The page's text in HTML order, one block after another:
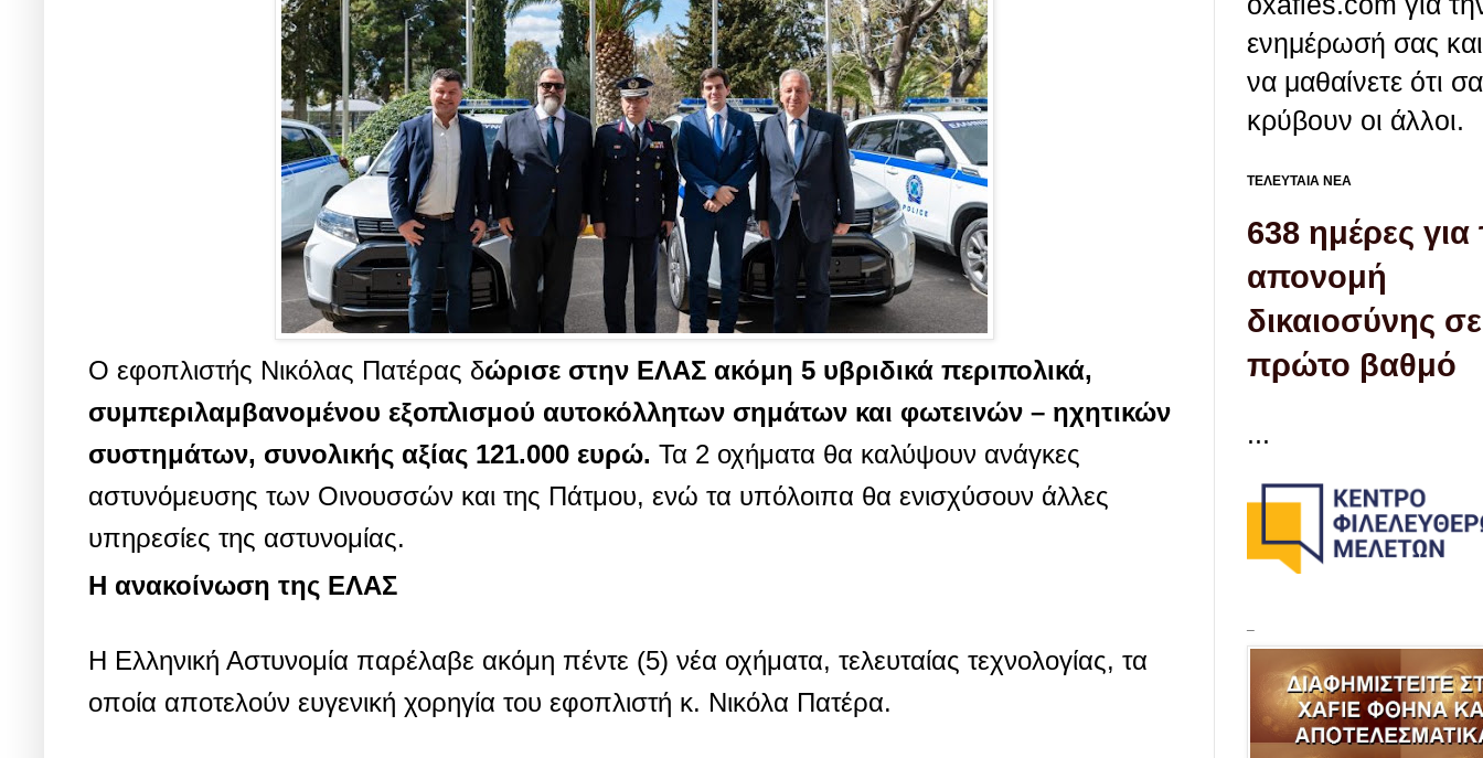
Ο εφοπλιστής Νικόλας Πατέρας δώρισε στην ΕΛΑΣ ακόμη 5 υβριδικά περιπολικά,
συμπεριλαμβανομένου εξοπλισμού αυτοκόλλητων σημάτων και φωτεινών – ηχητικών
συστημάτων, συνολικής αξίας 121.000 ευρώ. Τα 2 οχήματα θα καλύψουν ανάγκες
αστυνόμευσης των Οινουσσών και της Πάτμου, ενώ τα υπόλοιπα θα ενισχύσουν άλλες
υπηρεσίες της αστυνομίας.
H ανακοίνωση της ΕΛΑΣ
Η Ελληνική Αστυνομία παρέλαβε ακόμη πέντε (5) νέα οχήματα, τελευταίας τεχνολογίας, τα
οποία αποτελούν ευγενική χορηγία του εφοπλιστή κ. Νικόλα Πατέρα.
ενημέρωσή σας
να μαθαίνετε ότι
κρύβουν οι άλλοι.
ΤΕΛΕΥΤΑΙΑ ΝΕΑ
638 ημέρες για
απονομή
δικαιοσύνης σε
πρώτο βαθμό
...